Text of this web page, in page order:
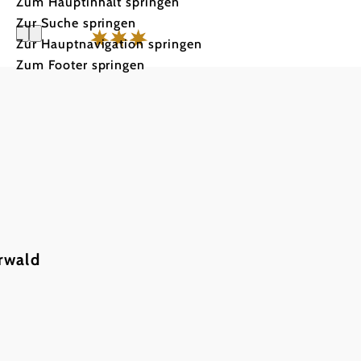
Zur Suche springen
Zur Hauptnavigation springen
Zum Footer springen